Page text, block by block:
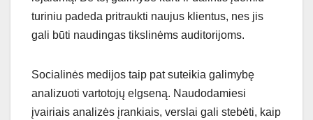
turiniu padeda pritraukti naujus klientus, nes jis
gali būti naudingas tikslinėms auditorijoms.
Socialinės medijos taip pat suteikia galimybę
analizuoti vartotojų elgseną. Naudodamiesi
įvairiais analizės įrankiais, verslai gali stebėti, kaip